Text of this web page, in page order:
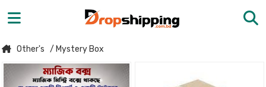
Other's / Mystery Box